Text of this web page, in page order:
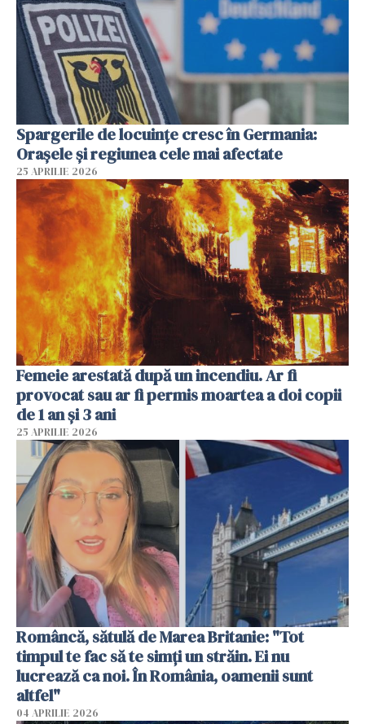
Spargerile de locuințe cresc în Germania:
Orașele și regiunea cele mai afectate
25 APRILIE 2026
Femeie arestată după un incendiu. Ar fi
provocat sau ar fi permis moartea a doi copii
de 1 an și 3 ani
25 APRILIE 2026
Româncă, sătulă de Marea Britanie: "Tot
timpul te fac să te simți un străin. Ei nu
lucrează ca noi. În România, oamenii sunt
altfel"
04 APRILIE 2026